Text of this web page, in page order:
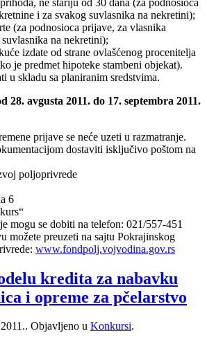
i za svakog suvlasnika na nekretini);
(za podnosioca prijave, za vlasnika
na nekretini);
izdate od strane ovlašćenog procenitelja
je predmet hipoteke stambeni objekat).
u skladu sa planiranim sredstvima.
28. avgusta 2011. do 17. septembra 2011.
prijave se neće uzeti u razmatranje.
dostaviti isključivo poštom na
poljoprivrede
6
mogu se dobiti na telefon: 021/557-451
možete preuzeti na sajtu Pokrajinskog
www.fondpolj.vojvodina.gov.rs
kredita za nabavku
i opreme za pčelarstvo
. Objavljeno u Konkursi.